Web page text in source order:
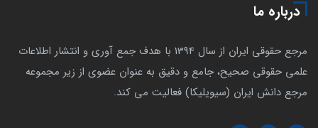
درباره ما
مرجع حقوقی ایران از سال 1394 با هدف جمع آوری و انتشار اطلاعات
علمی حقوقی صحیح، جامع و دقیق به عنوان عضوی از زیر مجموعه
مرجع دانش ایران (سیویلیکا) فعالیت می کند.